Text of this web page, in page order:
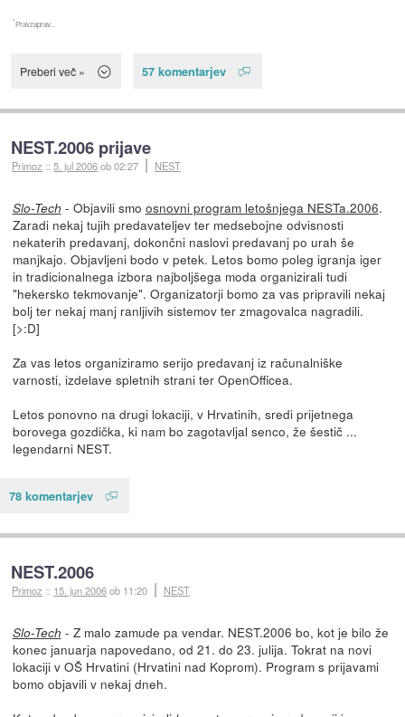
*Pravzaprav...
Preberi več » 57 komentarjev
NEST.2006 prijave
Primoz ::5. jul 2006ob 02:27 NEST
Slo-Tech - Objavili smo osnovni program letošnjega NESTa.2006.
Zaradi nekaj tujih predavateljev ter medsebojne odvisnosti
nekaterih predavanj, dokončni naslovi predavanj po urah še
manjkajo. Objavljeni bodo v petek. Letos bomo poleg igranja iger
in tradicionalnega izbora najboljšega moda organizirali tudi
"hekersko tekmovanje". Organizatorji bomo za vas pripravili nekaj
bolj ter nekaj manj ranljivih sistemov ter zmagovalca nagradili.
[>:D]
Za vas letos organiziramo serijo predavanj iz računalniške
varnosti, izdelave spletnih strani ter OpenOfficea.
Letos ponovno na drugi lokaciji, v Hrvatinih, sredi prijetnega
borovega gozdička, ki nam bo zagotavljal senco, že šestič ...
legendarni NEST.
78 komentarjev
NEST.2006
Primoz :: 15. jun 2006ob 11:20 NEST
Slo-Tech - Z malo zamude pa vendar. NEST.2006 bo, kot je bilo že
konec januarja napovedano, od 21. do 23. julija. Tokrat na novi
lokaciji v OŠ Hrvatini (Hrvatini nad Koprom). Program s prijavami
bomo objavili v nekaj dneh.